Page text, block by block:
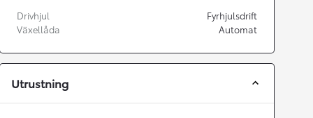
Drivhjul
Fyrhjulsdrift
Växellåda
Automat
Utrustning